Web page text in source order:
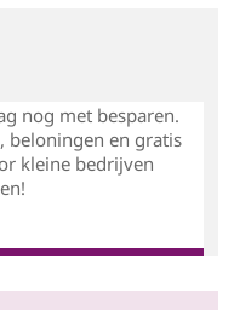
nog met besparen.
beloningen en gratis
kleine bedrijven